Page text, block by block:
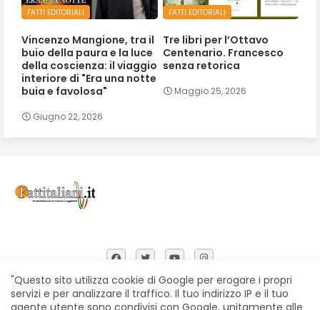
FATTI EDITORIALI
Vincenzo Mangione, tra il
buio della paura e la luce
della coscienza: il viaggio
interiore di "Era una notte
buia e favolosa"
Giugno 22, 2026
FATTI EDITORIALI
Tre libri per l’Ottavo
Centenario. Francesco
senza retorica
Maggio 25, 2026
"Questo sito utilizza cookie di Google per erogare i propri
servizi e per analizzare il traffico. Il tuo indirizzo IP e il tuo
agente utente sono condivisi con Google, unitamente alle